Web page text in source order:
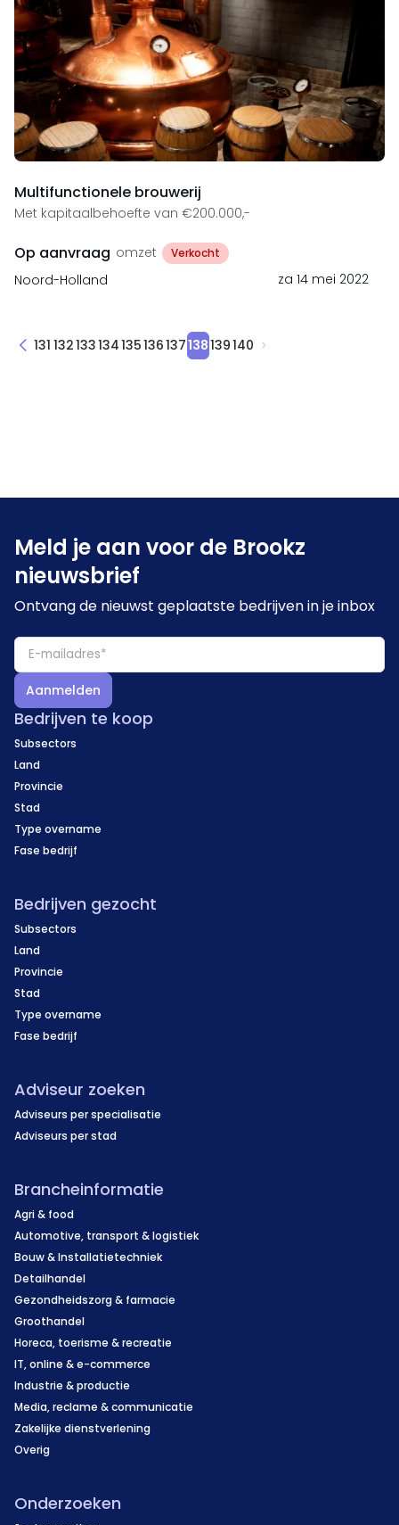
Multifunctionele brouwerij
Met kapitaalbehoefte van €200.000,-
Op aanvraag omzet Verkocht
Noord-Holland za 14 mei 2022
131 132133134135136137138139140
Meld je aan voor de Brookz
nieuwsbrief
Ontvang de nieuwst geplaatste bedrijven in je inbox
Aanmelden
Bedrijven te koop
Subsectors
Land
Provincie
Stad
Type overname
Fase bedrijf
Bedrijven gezocht
Subsectors
Land
Provincie
Stad
Type overname
Fase bedrijf
Adviseur zoeken
Adviseurs per specialisatie
Adviseurs per stad
Brancheinformatie
Agri & food
Automotive, transport & logistiek
Bouw & Installatietechniek
Detailhandel
Gezondheidszorg & farmacie
Groothandel
Horeca, toerisme & recreatie
IT, online & e-commerce
Industrie & productie
Media, reclame & communicatie
Zakelijke dienstverlening
Overig
Onderzoeken